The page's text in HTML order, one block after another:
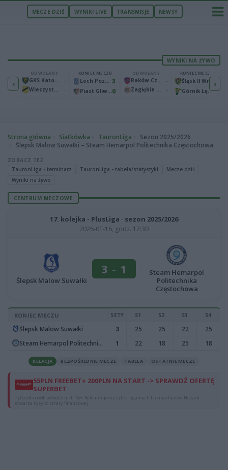
MECZE DZIŚ WYNIKI LIVE TRANSMISJE NEWSY
WYNIKI NA ŻYWO
‹
Warta Poznań 2
ODWOŁANY
GKS Katowice
Wieczysta Kraków
KONIEC MECZU
Lech Poznań 3
Piast Gliwice0
ODWOŁANY
Raków Częstochowa
Zagłębie Lubin
KONIEC MECZU
2
Górnik Łęczna 0
›
Strona główna Siatkówka TauronLiga
Sezon 2025/2026
Ślepsk Malow Suwałki – Steam Hemarpol Politechnika Częstochowa
ZOBACZ TEŻ
TauronLiga - terminarz
TauronLiga - tabela/statystyki
Mecze dziś
Wyniki na żywo
CENTRUM MECZOWE
17. kolejka - PlusLiga · sezon 2025/2026
2026-01-16, godz. 17:30
Ślepsk Malow Suwałki
3 - 1
Steam Hemarpol
Politechnika
Częstochowa
KONIEC MECZU SETY S1 S2 S3 S4
Ślepsk Malow Suwałki 3 25 25 22
25
Steam Hemarpol Politechnika Częstochowa
1 22 18 25 18
RELACJA BEZPOŚREDNIE MECZE TABELA OSTATNIE MECZE
55PLN FREEBET+ 200PLN NA START -> SPRAWDŹ OFERTĘ
SUPERBET
Tylko dla osób pełnoletnich 18+. Reklamujemy tylko legalnych bukmacherów. Hazard
stwarza ryzyko straty finansowej.